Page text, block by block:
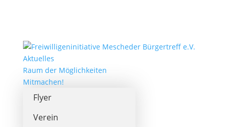
Aktuelles
Raum der Möglichkeiten
Mitmachen!
Flyer
Verein